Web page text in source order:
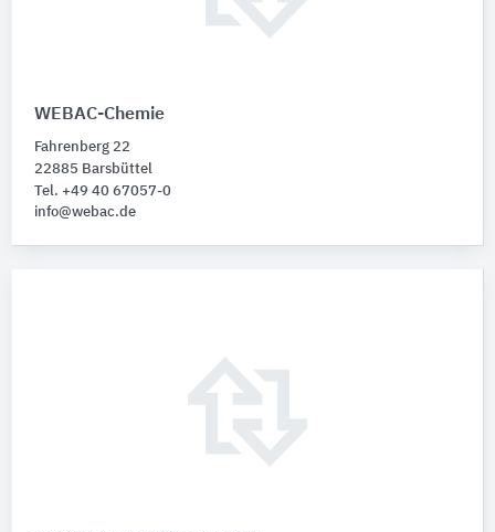
WEBAC-Chemie
Fahrenberg 22
22885 Barsbüttel
Tel. +49 40 67057-0
info@webac.de